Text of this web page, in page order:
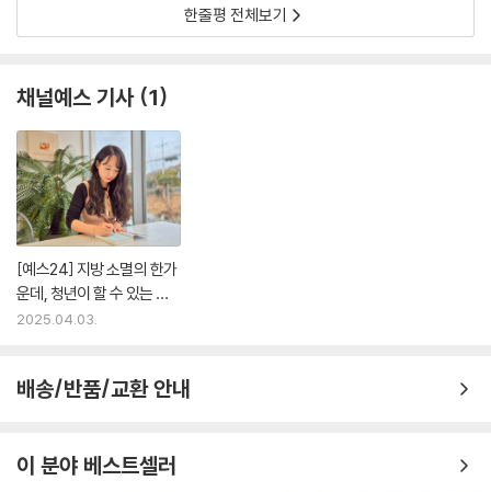
고 눈에 보이는 결과물을 낼 수 있는 일도 아니지만 청년에게 이곳에 살 용
기를 심어 줄 수는 있다. 그게 바로 청년 커뮤니티가 결심하고 해나가야 하
알리며, 그곳에서 분투 중인 청년들의 이야기를 담았다. 지방살이를 홍보
하거나, 지방 소멸에 대한 완벽한 해결책을 말하고자 하는 글은 아니다. 다
만 직접 살아 보지 않으면 알 수 없는 현실과 이야기를 전달한다. 정책적 지
원 말고 개인이 할 수 있는 노력과 그 과정에서 발견한 작은 희망에 관한 이
야기다.
캄캄해 보이기만 하는 지방에도 청년들이 흩어져 저마다 작은 빛을 내고
있고, 지역의 청년 커뮤니티는 그 흩어진 빛들을 발견하고 그러모아 더 밝
수순일이지도 모른다. 다만 그럼에도 이 책이 지방에서 살아가기 위해 노
력하는 청년들의 흔적을 기록하는 건, 한때 열심히 덧바른 젊음과 낭만과
들에게 손을 내밀기 위함이다. 나아가 기적이라는 게 일어난다면 이런 이
한줄평 전체보기
채널예스 기사 1
[예스24] 지방 소멸의 한가
운데, 청년이 할 수 있는 일
이란
2025.04.03.
배송/반품/교환 안내
이 분야 베스트셀러